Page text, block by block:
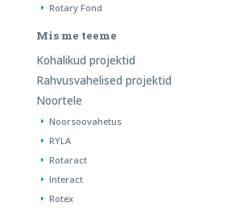
Rotary Fond
Mis me teeme
Kohalikud projektid
Rahvusvahelised projektid
Noortele
Noorsoovahetus
RYLA
Rotaract
Interact
Rotex